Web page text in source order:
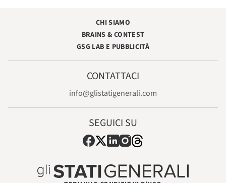
CHI SIAMO
BRAINS & CONTEST
GSG LAB E PUBBLICITÀ
CONTATTACI
info@glistatigenerali.com
SEGUICI SU